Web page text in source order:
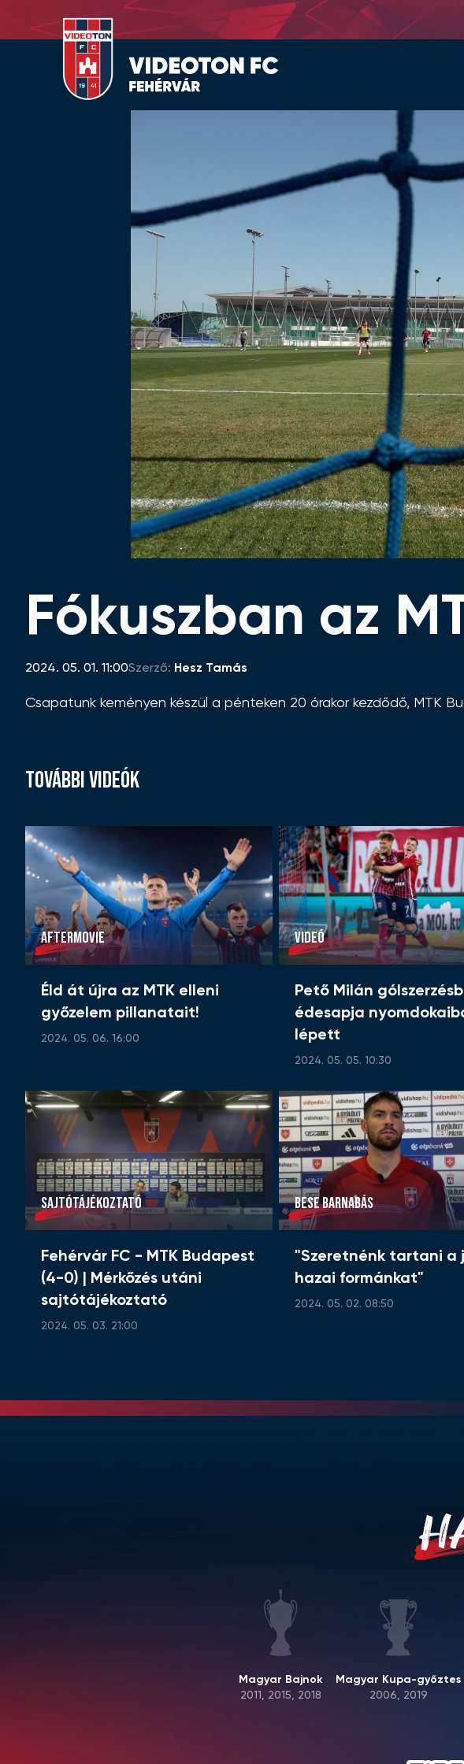
Fókuszban az
2024. 05. 01. 11:00Szerző: Hesz Tamás
Csapatunk keményen készül a pénteken 20 órakor kezdődő, MTK
TOVÁBBI VIDEÓK
AFTERMOVIE
Éld át újra az MTK elleni
győzelem pillanatait!
2024. 05. 06. 16:00
VIDEÓ
Pető Milán
édesapja
lépett
2024. 05. 05. 10:30
SAJTÓTÁJÉKOZTATÓ
Fehérvár FC - MTK Budapest
(4-0) | Mérkőzés utáni
sajtótájékoztató
2024. 05. 03. 21:00
BESE BARNABÁS
"Szeretnénk tartani a
hazai formánkat"
2024. 05. 02. 08:50
Magyar Bajnok
2011, 2015, 2018
Magyar Kupa-győztes
2006, 2019